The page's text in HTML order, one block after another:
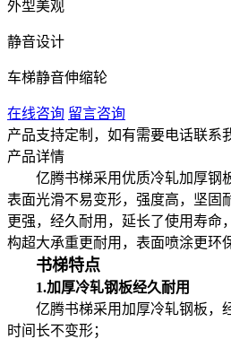
外型美观
静音设计
车梯静音伸缩轮
在线咨询 留言咨询
产品支持定制，如有需要电话联系
产品详情
亿腾书梯采用优质冷轧加厚钢板
表面光滑不易变形，强度高，坚固
更强，经久耐用，延长了使用寿命
构超大承重更耐用，表面喷涂更环
书梯特点
1.加厚冷轧钢板经久耐用
亿腾书梯采用加厚冷轧钢板，
时间长不变形；